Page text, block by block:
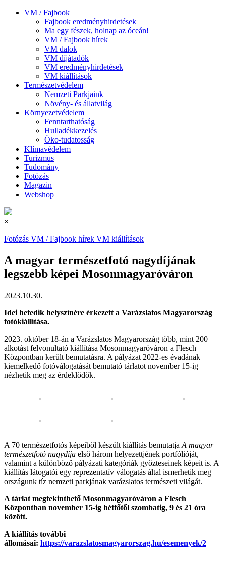
VM / Fajbook
Fajbook eredményhirdetések
Ma egy fészek, holnap az óceán!
VM / Fajbook hírek
VM dalok
VM díjátadók
VM eredményhirdetések
VM kiállítások
Természetvédelem
Nemzeti Parkjaink
Növény- és állatvilág
Környezetvédelem
Fenntarthatóság
Hulladékkezelés
Öko-tudatosság
Klímavédelem
Turizmus
Tudomány
Fotózás
Magazin
Webshop
×
Fotózás VM / Fajbook hírek VM kiállítások
A magyar természetfotó nagydíjának
legszebb képei Mosonmagyaróváron
2023.10.30.
Idei hetedik helyszínére érkezett a Varázslatos Magyarország
fotókiállítása.
2023. október 18-án a Varázslatos Magyarország több, mint 200
alkotást felvonultató kiállítása Mosonmagyaróváron a Flesch
Központban került bemutatásra. A pályázat 2022-es évadának
kiemelkedő fotóválogatását bemutató tárlatot november 15-ig
nézhetik meg az érdeklődők.
A 70 természetfotós képeiből készült kiállítás bemutatja A magyar
természetfotó nagydíja első három helyezettjének portfólióját,
valamint a különböző pályázati kategóriák győzteseinek képeit is. A
kiállítás látogatói egy reprezentatív válogatás által ismerhetik meg
országunk tíz nemzeti parkjának varázslatos természeti világát.
A tárlat megtekinthető Mosonmagyaróváron a Flesch
Központban november 15-ig hétfőtől szombatig, 9 és 21 óra
között.
A kiállítás további
állomásai: https://varazslatosmagyarorszag.hu/esemenyek/2